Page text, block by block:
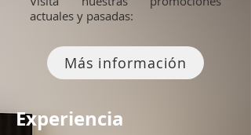
actuales y pasadas:
Más información
Experiencia